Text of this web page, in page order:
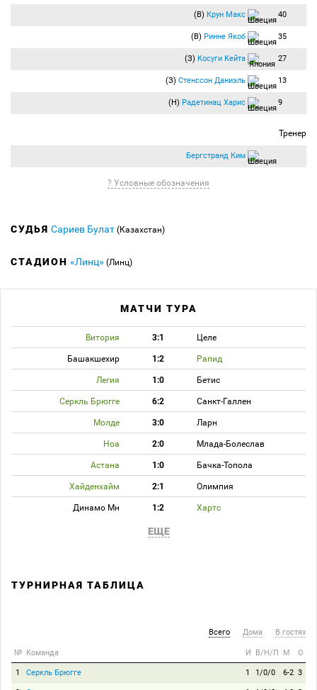
(В) Крун Макс 40
(В) Ринне Якоб 35
(З) Косуги Кейта 27
(З) Стенссон Даниэль 13
(Н) Радетинац Харис 9
Тренер
Бергстранд Ким
? Условные обозначения
СУДЬЯ Сариев Булат (Казахстан)
СТАДИОН «Линц» (Линц)
МАТЧИ ТУРА
Витория 3:1 Целе
Башакшехир 1:2 Рапид
Легия 1:0 Бетис
Серкль Брюгге 6:2 Санкт-Галлен
Молде 3:0 Ларн
Ноа 2:0 Млада-Болеслав
Астана 1:0 Бачка-Топола
Хайденхайм 2:1 Олимпия
Динамо Мн 1:2 Хартс
ЕЩЕ
ТУРНИРНАЯ ТАБЛИЦА
Всего Дома В гостях
№ Команда И В/Н/П М О
1 Серкль Брюгге 1 1/0/0 6-2 3